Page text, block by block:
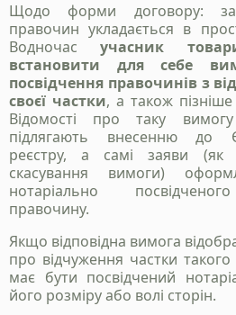
Щодо форми договору:
правочин укладається в
Водночасучасник
встановити для себе
посвідчення правочинів з
своєї частки, а також
Відомості про таку
підлягають внесенню до
реєстру, а самі заяви (як
скасування вимоги)
нотаріально
правочину.
Якщо відповідна вимога
про відчуження частки такого
має бути посвідчений
його розміру або волі сторін.